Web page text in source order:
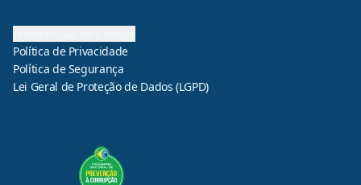
Política de Privacidade
Política de Segurança
Lei Geral de Proteção de Dados (LGPD)